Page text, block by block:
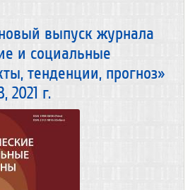
выпуск журнала
и социальные
тенденции, прогноз»
2021 г.